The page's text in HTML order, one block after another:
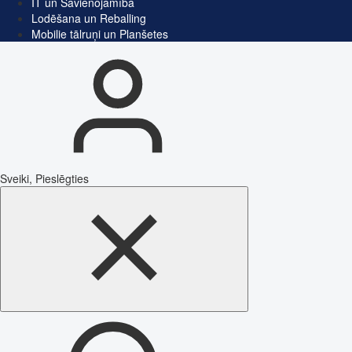
Lodēšana un Reballing
Mobilie tālruņi un Planšetes
Sveiki, Pieslēgties